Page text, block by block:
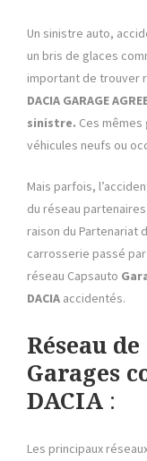
Un sinistre auto,
un bris de glaces
important de trouver
DACIA GARAGE
sinistre. Ces mêmes
véhicules neufs ou
Mais parfois,
du réseau
raison du Partenariat
carrosserie passé par
réseau Capsauto
DACIA accidentés.
Réseau
Garages
DACIA :
Les principaux